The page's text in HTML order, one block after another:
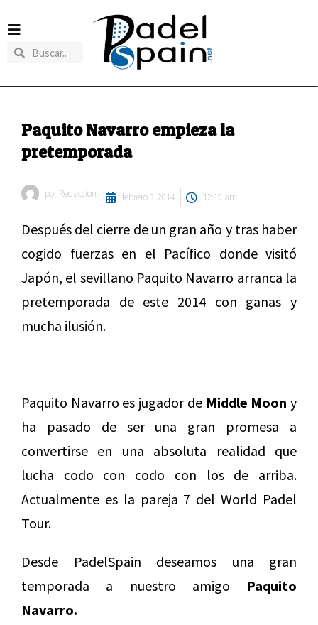
Paquito Navarro empieza la
pretemporada
por Redaccion febrero 3, 2014 12:19 am
Después del cierre de un gran año y tras haber
cogido fuerzas en el Pacífico donde visitó
Japón, el sevillano Paquito Navarro arranca la
pretemporada de este 2014 con ganas y
mucha ilusión.
Paquito Navarro es jugador de Middle Moon y
ha pasado de ser una gran promesa a
convertirse en una absoluta realidad que
lucha codo con codo con los de arriba.
Actualmente es la pareja 7 del World Padel
Tour.
Desde PadelSpain deseamos una gran
temporada a nuestro amigo Paquito
Navarro.